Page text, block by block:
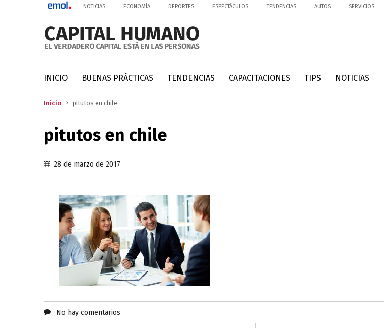
NOTICIAS ECONOMÍA DEPORTES ESPECTÁCULOS TENDENCIAS AUTOS SERVICIOS
INICIO BUENAS PRÁCTICAS TENDENCIAS CAPACITACIONES TIPS NOTICIAS
Inicio pitutos en chile
pitutos en chile
28 de marzo de 2017
No hay comentarios